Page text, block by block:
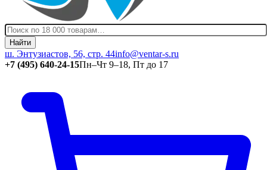
Найти
ш. Энтузиастов, 56, стр. 44info@ventar-s.ru
+7 (495) 640-24-15Пн–Чт 9–18, Пт до 17